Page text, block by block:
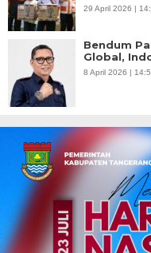
29 April 2026 |
Bendum
Global,
8 April 2026 |